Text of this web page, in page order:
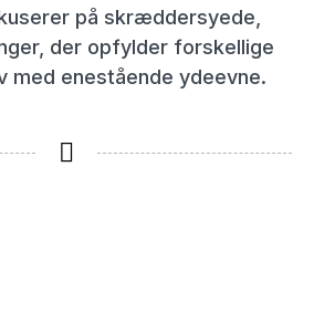
på skræddersyede,
der opfylder forskellige
med enestående ydeevne.